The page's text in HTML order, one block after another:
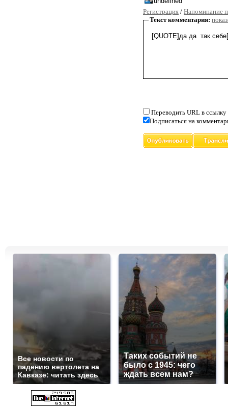
Регистрация / Напоминание
Текст комментария:
Переводить URL в ссылку
Подписаться на
Все новости по
падению вертолета на
Кавказе: читать здесь
Таких событий не
было с 1945: чего
ждать всем нам?